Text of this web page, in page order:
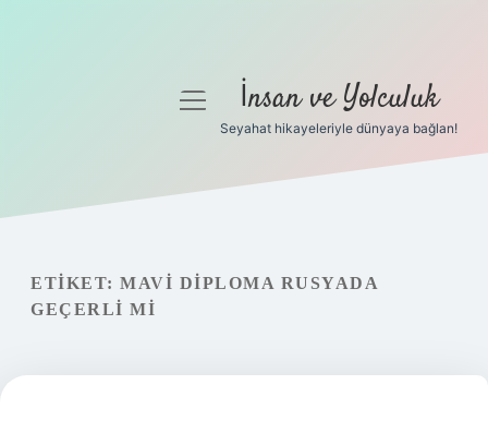
Gizlilik Politikası
Hakkımızda
menüyü İnsan ve Yolculuk
Seyahat hikayeleriyle dünyaya bağlan!
ETIKET: MAVI DIPLOMA RUSYADA
GEÇERLI MI